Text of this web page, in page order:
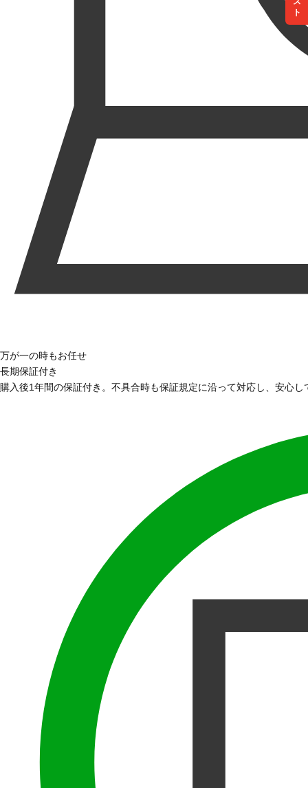
万が一の時もお任せ
長期保証付き
購入後1年間の保証付き。不具合時も保証規定に沿って対応し、安心